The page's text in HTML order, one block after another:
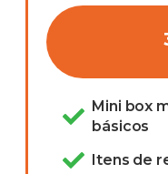
Mini box
básicos
Itens de